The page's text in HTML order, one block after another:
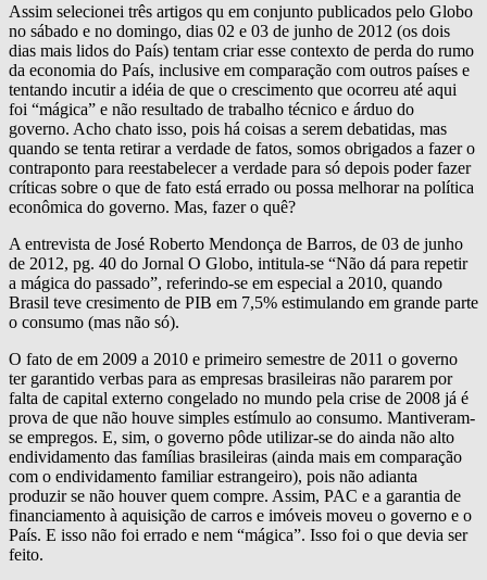
Assim selecionei três artigos qu em conjunto publicados pelo Globo
no sábado e no domingo, dias 02 e 03 de junho de 2012 (os dois
dias mais lidos do País) tentam criar esse contexto de perda do rumo
da economia do País, inclusive em comparação com outros países e
tentando incutir a idéia de que o crescimento que ocorreu até aqui
foi “mágica” e não resultado de trabalho técnico e árduo do
governo. Acho chato isso, pois há coisas a serem debatidas, mas
quando se tenta retirar a verdade de fatos, somos obrigados a fazer o
contraponto para reestabelecer a verdade para só depois poder fazer
críticas sobre o que de fato está errado ou possa melhorar na política
econômica do governo. Mas, fazer o quê?
A entrevista de José Roberto Mendonça de Barros, de 03 de junho
de 2012, pg. 40 do Jornal O Globo, intitula-se “Não dá para repetir
a mágica do passado”, referindo-se em especial a 2010, quando
Brasil teve cresimento de PIB em 7,5% estimulando em grande parte
o consumo (mas não só).
O fato de em 2009 a 2010 e primeiro semestre de 2011 o governo
ter garantido verbas para as empresas brasileiras não pararem por
falta de capital externo congelado no mundo pela crise de 2008 já é
prova de que não houve simples estímulo ao consumo. Mantiveram-
se empregos. E, sim, o governo pôde utilizar-se do ainda não alto
endividamento das famílias brasileiras (ainda mais em comparação
com o endividamento familiar estrangeiro), pois não adianta
produzir se não houver quem compre. Assim, PAC e a garantia de
financiamento à aquisição de carros e imóveis moveu o governo e o
País. E isso não foi errado e nem “mágica”. Isso foi o que devia ser
feito.